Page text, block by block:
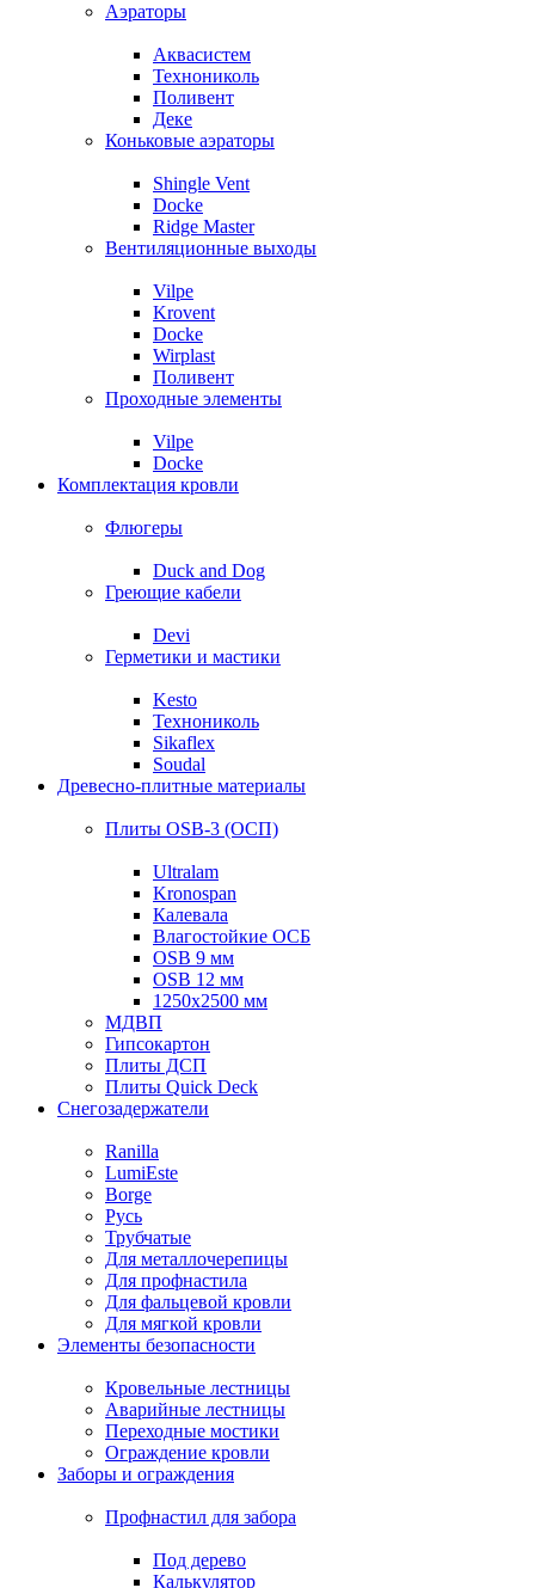
Аэраторы
Аквасистем
Технониколь
Поливент
Деке
Коньковые аэраторы
Shingle Vent
Docke
Ridge Master
Вентиляционные выходы
Vilpe
Krovent
Docke
Wirplast
Поливент
Проходные элементы
Vilpe
Docke
Комплектация кровли
Флюгеры
Duck and Dog
Греющие кабели
Devi
Герметики и мастики
Kesto
Технониколь
Sikaflex
Soudal
Древесно-плитные материалы
Плиты OSB-3 (ОСП)
Ultralam
Kronospan
Калевала
Влагостойкие ОСБ
OSB 9 мм
OSB 12 мм
1250х2500 мм
МДВП
Гипсокартон
Плиты ДСП
Плиты Quick Deck
Снегозадержатели
Ranilla
LumiEste
Borge
Русь
Трубчатые
Для металлочерепицы
Для профнастила
Для фальцевой кровли
Для мягкой кровли
Элементы безопасности
Кровельные лестницы
Аварийные лестницы
Переходные мостики
Ограждение кровли
Заборы и ограждения
Профнастил для забора
Под дерево
Калькулятор